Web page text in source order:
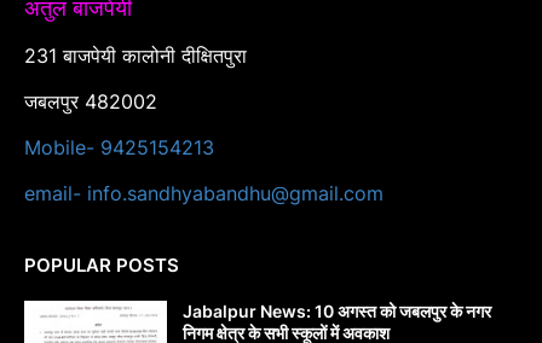
अतुल बाजपेयी
231 बाजपेयी कालोनी दीक्षितपुरा
जबलपुर 482002
Mobile- 9425154213
email- info.sandhyabandhu@gmail.com
POPULAR POSTS
Jabalpur News: 10 अगस्त को जबलपुर के नगर
निगम क्षेत्र के सभी स्कूलों में अवकाश